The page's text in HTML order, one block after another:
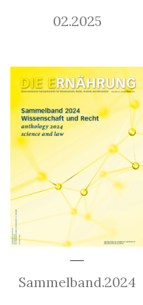
02.2025
Sammelband.2024